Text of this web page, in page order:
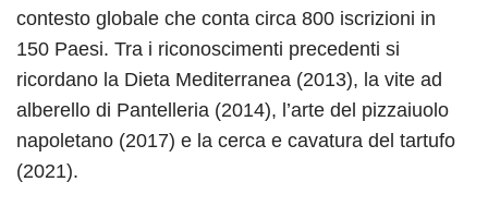
contesto globale che conta circa 800 iscrizioni in
150 Paesi. Tra i riconoscimenti precedenti si
ricordano la Dieta Mediterranea (2013), la vite ad
alberello di Pantelleria (2014), l’arte del pizzaiuolo
napoletano (2017) e la cerca e cavatura del tartufo
(2021).